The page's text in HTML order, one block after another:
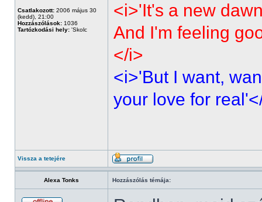
Csatlakozott: 2006 május 30
(kedd), 21:00
Hozzászólások: 1036
Tartózkodási hely: 'Skolc
<i>'It's a new
And I'm feeling
</i>
<i>'But I want,
your love for
Vissza a tetejére
Alexa Tonks Hozzászólás témája: